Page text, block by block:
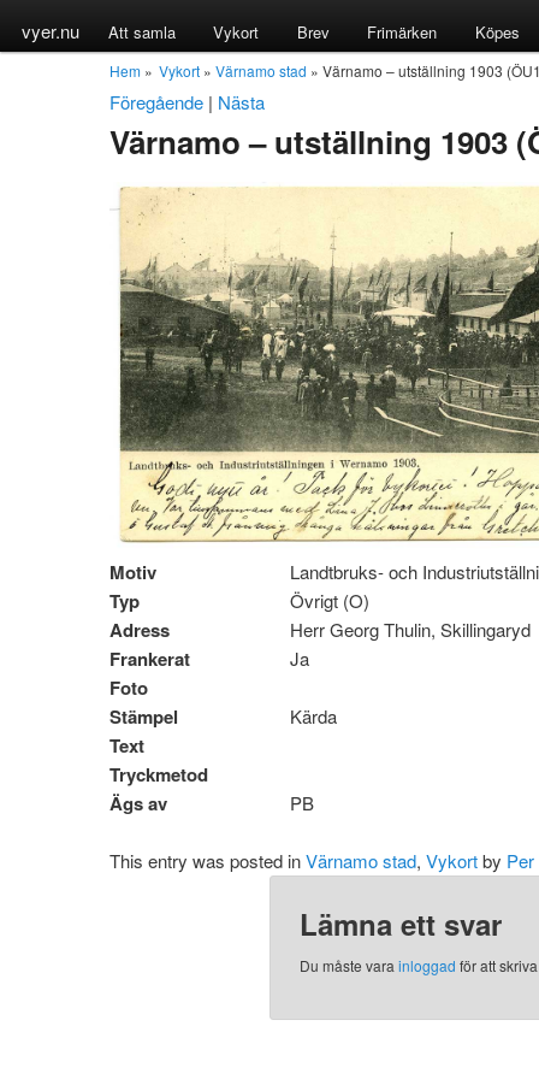
vyer.nu Att samla Vykort Brev Frimärken Köpes
Hem » Vykort » Värnamo stad » Värnamo – utställning 1903
Föregående | Nästa
Värnamo – utställning 1903
Motiv Landtbruks- och
Typ Övrigt (O)
Adress Herr Georg Thulin, Skillingaryd
Frankerat Ja
Foto
Stämpel
Kärda
Text
Tryckmetod
Ägs av
PB
This entry was posted inVärnamo stad, Vykortby
Lämna ett svar
Du måste varainloggad för att